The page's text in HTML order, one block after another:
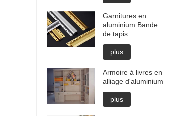
Garnitures en
aluminium Bande
de tapis
plus
Armoire à livres en
alliage d'aluminium
plus